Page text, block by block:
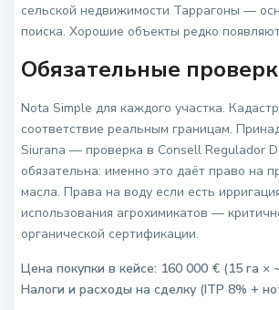
сельской недвижимости Таррагоны —
поиска. Хорошие объекты редко
Обязательные
Nota Simple для каждого участка.
соответствие реальным границам.
Siurana — проверка в Consell Regulador
обязательна: именно это даёт право на
масла. Права на воду если есть
использования агрохимикатов —
органической сертификации.
Цена покупки в кейсе: 160 000 € (15 га ×
Налоги и расходы на сделку (ITP 8% +